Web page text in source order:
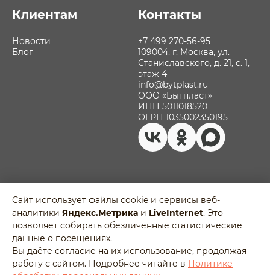
Клиентам
Новости
Блог
Контакты
+7 499 270-56-95
109004, г. Москва, ул.
Станиславского, д. 21, с. 1,
этаж 4
info@bytplast.ru
ООО «Бытпласт»
ИНН 5011018520
ОГРН 1035002350195
Политика обработки персональных
данных
Пользовательское соглашение
Отозвать согласие на обработку
персональных данных
Разработано в
Agency-5
Сайт использует файлы cookie и сервисы веб-
аналитики Яндекс.Метрика и LiveInternet. Это
позволяет собирать обезличенные статистические
данные о посещениях.
Вы даёте согласие на их использование, продолжая
работу с сайтом. Подробнее читайте в Политике